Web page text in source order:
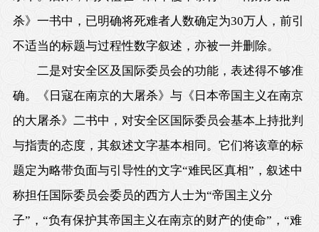
杀》一书中，已明确将死难者人数确定为30万人，前引
不适当的标题与过程性数字叙述，亦被一并删除。
二是对安全区及国际委员会的功能，表述得不够准
确。《日寇在南京的大屠杀》与《日本帝国主义在南京
的大屠杀》二书中，对安全区国际委员会基本上持批判
与指责的态度，其叙述文字基本相同。它们将该章的标
题定为略带负面与引导性的文字“难民区真相”，叙述中
称担任国际委员会委员的西方人士为“帝国主义分
子”，“负有保护其帝国主义在南京的财产的使命”，“难